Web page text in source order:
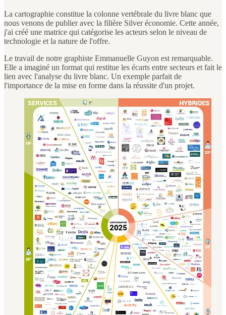
La cartographie constitue la colonne vertébrale du livre blanc que
nous venons de publier avec la filière Silver économie. Cette année,
j'ai créé une matrice qui catégorise les acteurs selon le niveau de
technologie et la nature de l'offre.
Le travail de notre graphiste Emmanuelle Guyon est remarquable.
Elle a imaginé un format qui restitue les écarts entre secteurs et fait le
lien avec l'analyse du livre blanc. Un exemple parfait de
l'importance de la mise en forme dans la réussite d'un projet.